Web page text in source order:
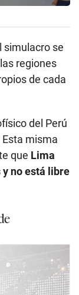
simulacro se
regiones
de cada
del Perú
Esta misma
que Lima
no está libre